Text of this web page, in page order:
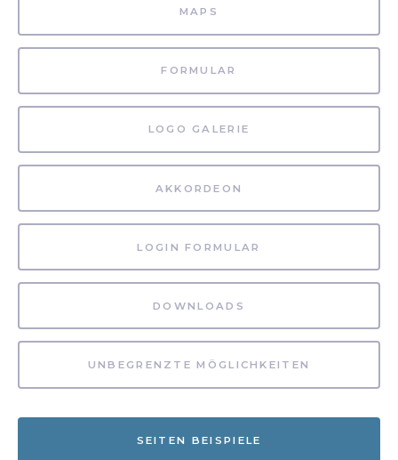
MAPS
FORMULAR
LOGO GALERIE
AKKORDEON
LOGIN FORMULAR
DOWNLOADS
UNBEGRENZTE MÖGLICHKEITEN
SEITEN BEISPIELE